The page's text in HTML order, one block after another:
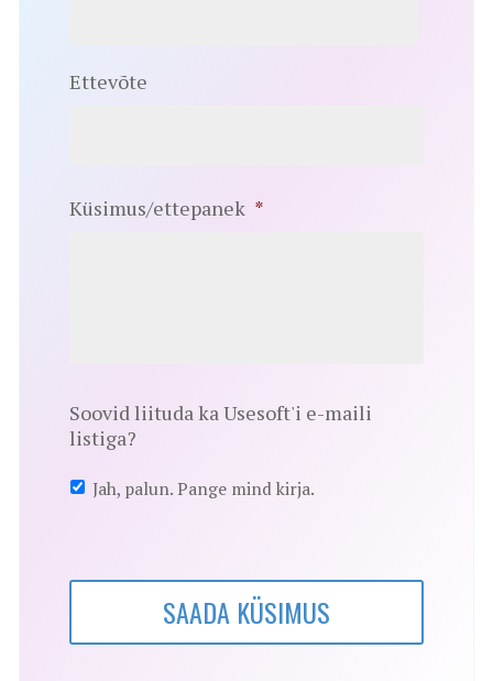
Ettevõte
Küsimus/ettepanek *
Soovid liituda ka Usesoft'i e-maili
listiga?
Jah, palun. Pange mind kirja.
SAADA KÜSIMUS